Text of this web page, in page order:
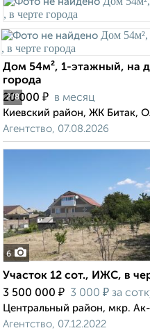
2/8
Дом 54м², 1-этажный, на
города
20 000 ₽ в месяц
Киевский район, ЖК Битак,
Агентство, 07.08.2026
6
Участок 12 сот., ИЖС, в
3 500 000 ₽ 3 000 ₽ за
Центральный район, мкр.
Агентство, 07.12.2022